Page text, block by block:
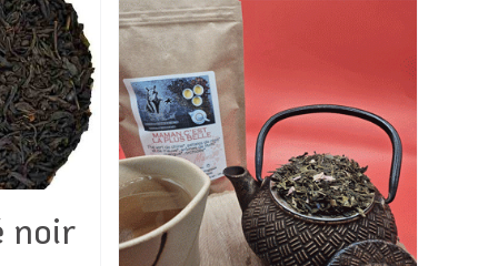
options
peuvent
être
choisies
sur
la
noir